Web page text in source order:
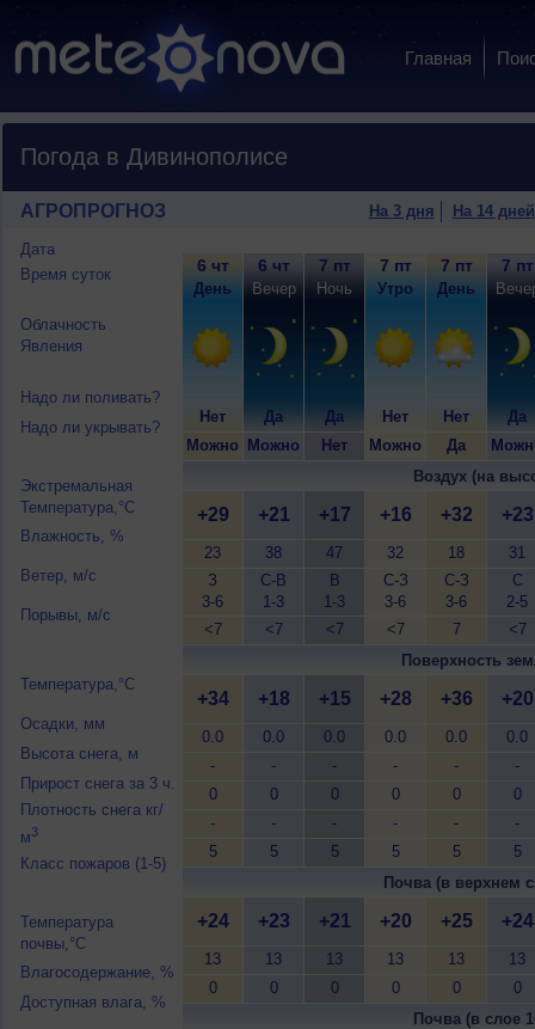
Главная
Погода в Дивинополисе
АГРОПРОГНОЗ На 3 дня На 14 дней
Дата
Время суток
Облачность
Явления
Надо ли поливать?
Надо ли укрывать?
Экстремальная
Температура,°C
Влажность, %
Ветер, м/с
Порывы, м/с
Температура,°C
Осадки, мм
Высота снега, м
Прирост снега за 3 ч.
Плотность снега кг/
м3
Класс пожаров (1-5)
Температура
почвы,°C
Влагосодержание, %
Доступная влага, %
6 чт
День
Нет
Можно
6 чт
Вечер
Да
Можно
7 пт
Ночь
Да
Нет
7 пт
Утро
Нет
Можно
7 пт
День
Нет
Да
7 пт
Да
Воздух (на
+29
23
З
3-6
<7
+21
38
С-В
1-3
<7
+17
47
В
1-3
<7
+16
32
С-З
3-6
<7
+32
18
С-З
3-6
7
+23
31
С
2-5
<7
Поверхность
+34
0.0
-
0
-
5
+18
0.0
-
0
-
5
+15
0.0
-
0
-
5
+28
0.0
-
0
-
5
+36
0.0
-
0
-
5
+20
0.0
-
0
-
5
Почва (в верхнем
+24
13
0
+23
13
0
+21
13
0
+20
13
0
+25
13
0
+24
13
0
Почва (в слое